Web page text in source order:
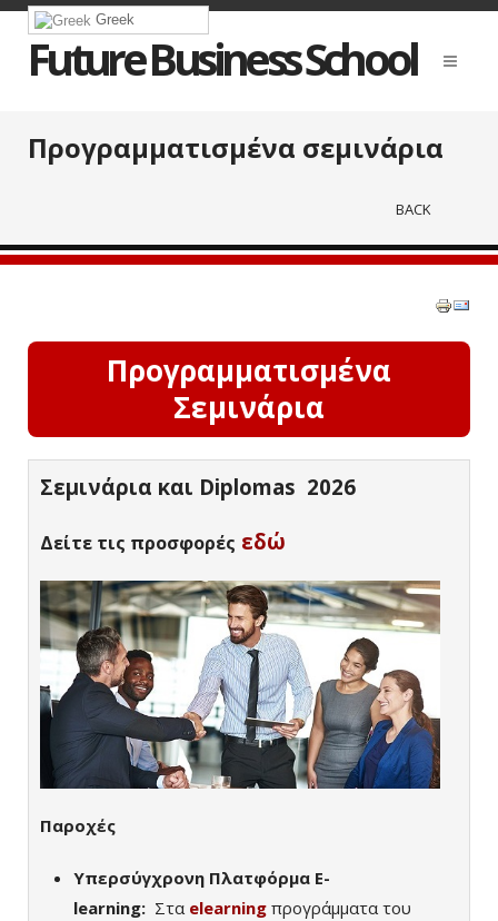
Greek
Future Business School
Προγραμματισμένα σεμινάρια
BACK
Προγραμματισμένα
Σεμινάρια
Σεμινάρια και Diplomas 2026
Δείτε τις προσφορές εδώ
Παροχές
Υπερσύγχρονη Πλατφόρμα E-
learning: Στα elearning προγράμματα του